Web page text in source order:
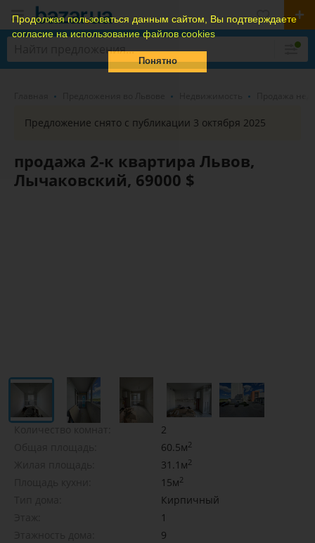
Продолжая пользоваться данным сайтом, Вы подтверждаете
согласие на использование файлов cookies
Понятно
Предложение снято с публикации 3 октября 2025
продажа 2-к квартира Львов,
Лычаковский, 69000 $
2
60.5м2
31.1м2
15м2
Кирпичный
1
9